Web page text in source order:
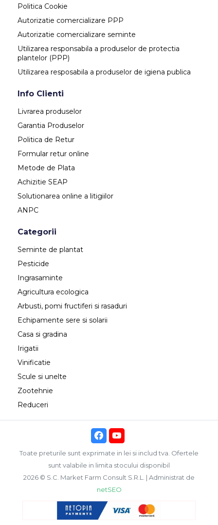
Politica Cookie
Autorizatie comercializare PPP
Autorizatie comercializare seminte
Utilizarea responsabila a produselor de protectia
plantelor (PPP)
Utilizarea resposabila a produselor de igiena publica
Info Clienti
Livrarea produselor
Garantia Produselor
Politica de Retur
Formular retur online
Metode de Plata
Achizitie SEAP
Solutionarea online a litigiilor
ANPC
Categorii
Seminte de plantat
Pesticide
Ingrasaminte
Agricultura ecologica
Arbusti, pomi fructiferi si rasaduri
Echipamente sere si solarii
Casa si gradina
Irigatii
Vinificatie
Scule si unelte
Zootehnie
Reduceri
Toate preturile sunt exprimate in lei si includ tva. Ofertele
sunt valabile in limita stocului disponibil
2026 © S.C. Market Farm Consult S.R.L. | Administrat de
netSEO